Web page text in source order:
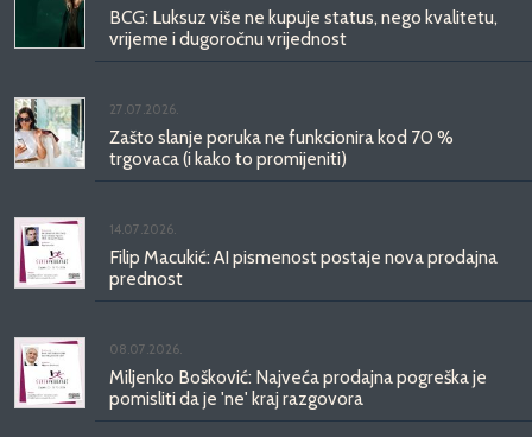
BCG: Luksuz više ne kupuje status, nego kvalitetu,
vrijeme i dugoročnu vrijednost
27.07.2026.
Zašto slanje poruka ne funkcionira kod 70 %
trgovaca (i kako to promijeniti)
14.07.2026.
Filip Macukić: AI pismenost postaje nova prodajna
prednost
08.07.2026.
Miljenko Bošković: Najveća prodajna pogreška je
pomisliti da je 'ne' kraj razgovora